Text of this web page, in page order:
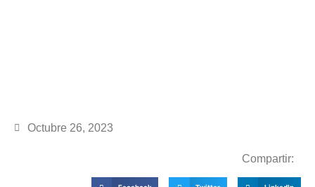
Octubre 26, 2023
Compartir: